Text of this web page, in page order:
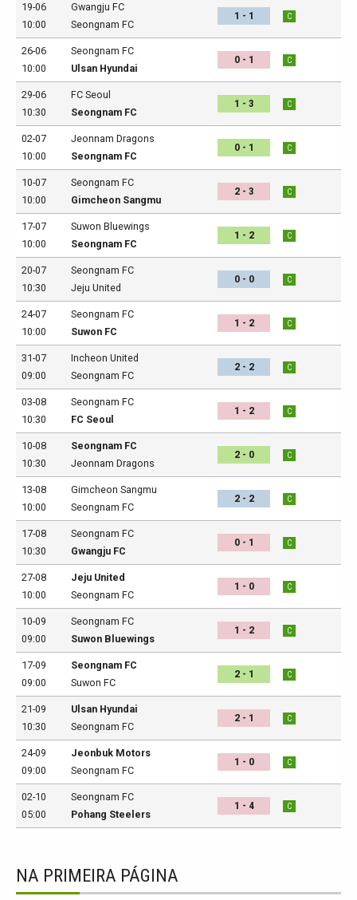
19-06
10:00
Gwangju FC
Seongnam FC
1 - 1 C
26-06
10:00
Seongnam FC
Ulsan Hyundai
0 - 1 C
29-06
10:30
FC Seoul
Seongnam FC
1 - 3 C
02-07
10:00
Jeonnam Dragons
Seongnam FC
0 - 1 C
10-07
10:00
Seongnam FC
Gimcheon Sangmu
2 - 3 C
17-07
10:00
Suwon Bluewings
Seongnam FC
1 - 2 C
20-07
10:30
Seongnam FC
Jeju United
0 - 0 C
24-07
10:00
Seongnam FC
Suwon FC
1 - 2 C
31-07
09:00
Incheon United
Seongnam FC
2 - 2 C
03-08
10:30
Seongnam FC
FC Seoul
1 - 2 C
10-08
10:30
Seongnam FC
Jeonnam Dragons
2 - 0 C
13-08
10:00
Gimcheon Sangmu
Seongnam FC
2 - 2 C
17-08
10:30
Seongnam FC
Gwangju FC
0 - 1 C
27-08
10:00
Jeju United
Seongnam FC
1 - 0 C
10-09
09:00
Seongnam FC
Suwon Bluewings
1 - 2 C
17-09
09:00
Seongnam FC
Suwon FC
2 - 1 C
21-09
10:30
Ulsan Hyundai
Seongnam FC
2 - 1 C
24-09
09:00
Jeonbuk Motors
Seongnam FC
1 - 0 C
02-10
05:00
Seongnam FC
Pohang Steelers
1 - 4 C
NA PRIMEIRA PÁGINA